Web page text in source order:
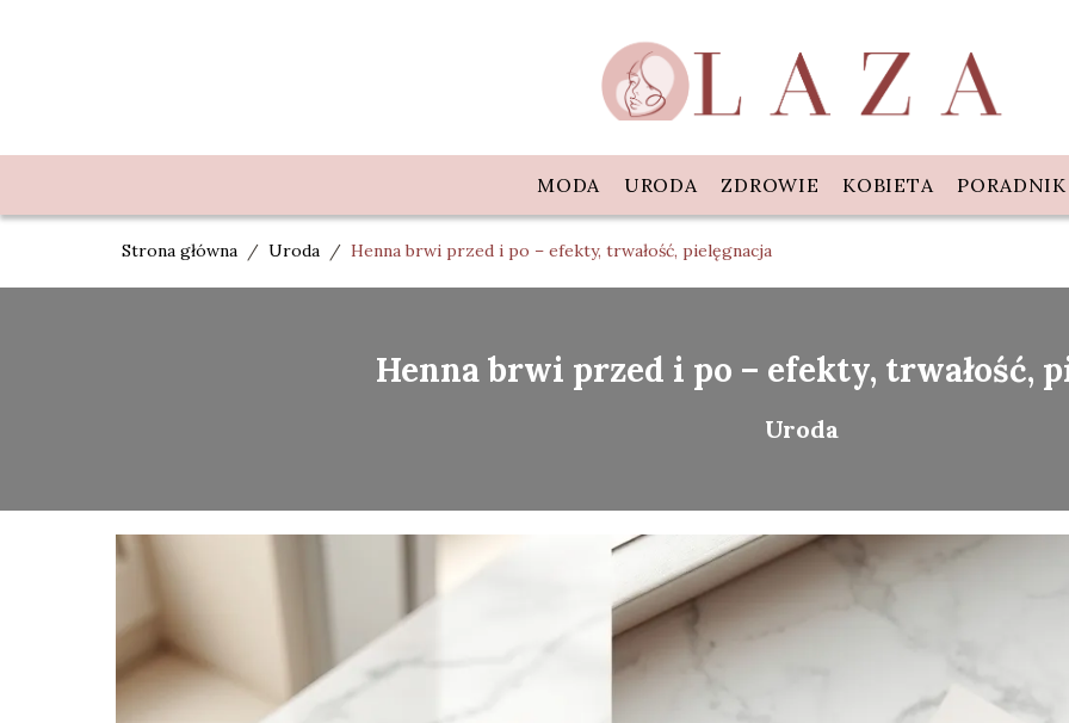
MODA URODA ZDROWIE KOBIETA PORADNIK
Strona główna / Uroda / Henna brwi przed i po – efekty, trwałość, pielęgnacja
Henna brwi przed i po – efekty, trwałość,
Uroda